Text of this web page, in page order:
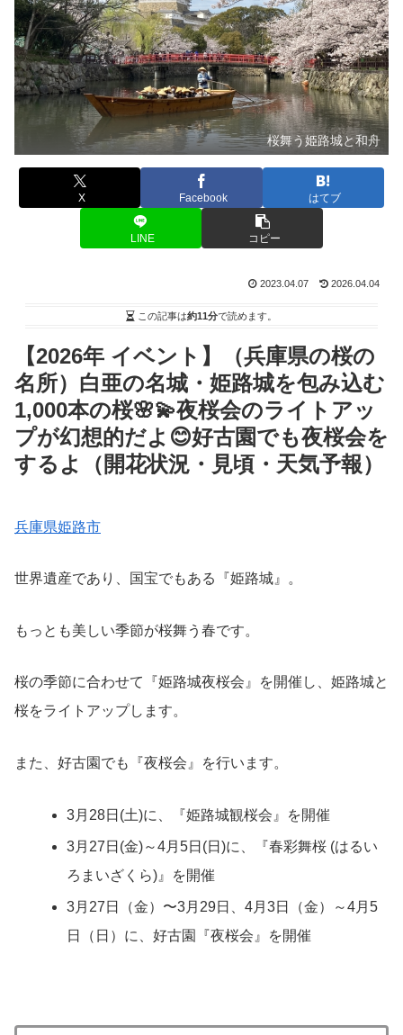
桜舞う姫路城と和舟
X Facebook はてブ
LINE コピー
2023.04.07 2026.04.04
この記事は約11分で読めます。
【2026年 イベント】（兵庫県の桜の
名所）白亜の名城・姫路城を包み込む
1,000本の桜🌸💫夜桜会のライトアッ
プが幻想的だよ😊好古園でも夜桜会を
するよ（開花状況・見頃・天気予報）
兵庫県姫路市
世界遺産であり、国宝でもある『姫路城』。
もっとも美しい季節が桜舞う春です。
桜の季節に合わせて『姫路城夜桜会』を開催し、姫路城と
桜をライトアップします。
また、好古園でも『夜桜会』を行います。
3月28日(土)に、『姫路城観桜会』を開催
3月27日(金)～4月5日(日)に、『春彩舞桜 (はるい
ろまいざくら)』を開催
3月27日（金）〜3月29日、4月3日（金）～4月5
日（日）に、好古園『夜桜会』を開催